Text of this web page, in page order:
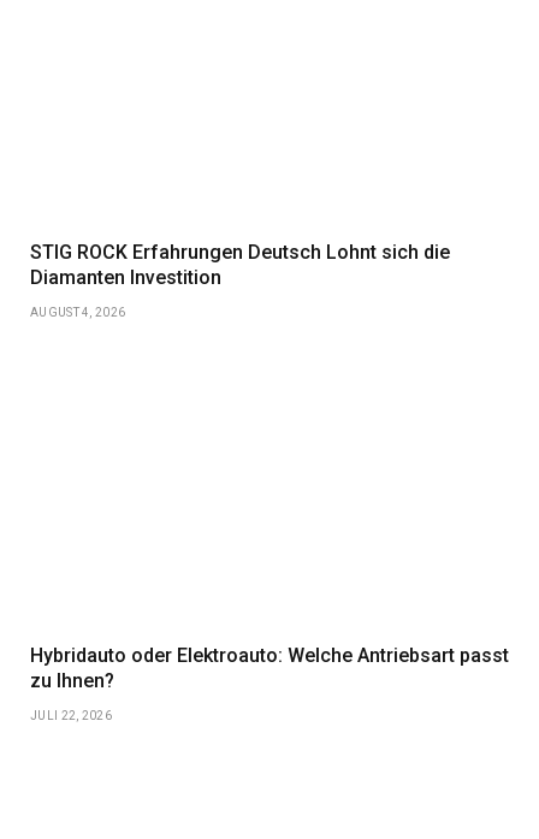
STIG ROCK Erfahrungen Deutsch Lohnt sich die
Diamanten Investition
AUGUST 4, 2026
Hybridauto oder Elektroauto: Welche Antriebsart passt
zu Ihnen?
JULI 22, 2026